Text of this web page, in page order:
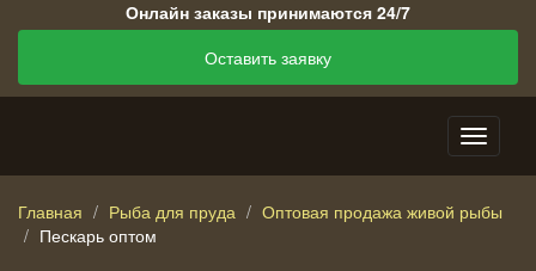
Онлайн заказы принимаются 24/7
Оставить заявку
Главная Рыба для пруда
Оптовая продажа живой рыбы
Пескарь оптом